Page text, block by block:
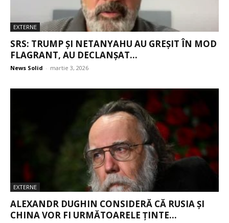
EXTERNE
SRS: TRUMP ȘI NETANYAHU AU GREȘIT ÎN MOD
FLAGRANT, AU DECLANȘAT...
News Solid - martie 3, 2026
EXTERNE
ALEXANDR DUGHIN CONSIDERĂ CĂ RUSIA ȘI
CHINA VOR FI URMĂTOARELE ȚINTE...